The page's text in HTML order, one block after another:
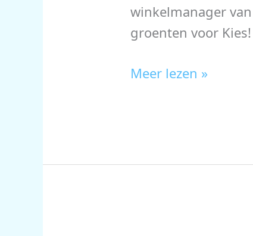
winkelmanager
groenten voor
De
Meer lezen »